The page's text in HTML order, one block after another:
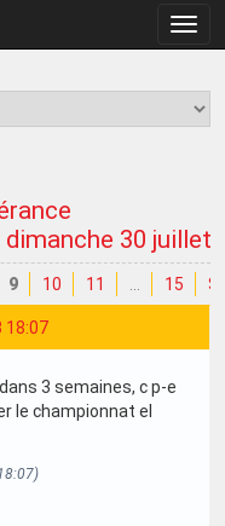
la
dimanche 30 juillet
9 10 11 15
18:07
3 semaines, c p-e
le championnat el